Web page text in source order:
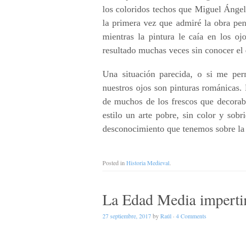
los coloridos techos que Miguel
la primera vez que admiré la obra
mientras la pintura le caía en los
resultado muchas veces sin conocer
Una situación parecida, o si me
nuestros ojos son pinturas
de muchos de los frescos que
estilo un arte pobre, sin color y
desconocimiento que tenemos sobre
Posted in Historia Medieval.
La Edad Media
27 septiembre, 2017byRaúl · 4 Comments